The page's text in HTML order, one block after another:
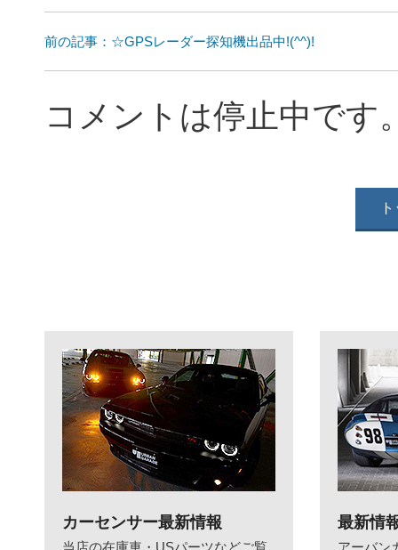
前の記事：☆GPSレーダー探知機出品中!(^^)!
コメントは停止中です
カーセンサー最新情報
当店の在庫車・USパーツなどご覧
最新情
アーバン